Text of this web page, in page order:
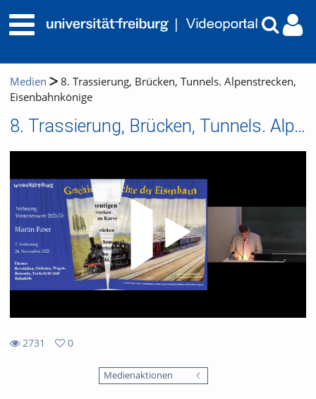
Medien
8. Trassierung, Brücken, Tunnels. Alpenstrecken,
Eisenbahnkönige
8. Trassierung, Brücken, Tunnels. Alpenstrecken, Eisenbahnkönige
2731
0
Medienaktionen